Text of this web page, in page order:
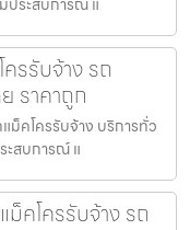
รรับจ้าง รถ
ราคาถูก
แม็คโครรับจ้าง บริการทั่ว
ะสบการณ์ แ
ม็คโครรับจ้าง รถ